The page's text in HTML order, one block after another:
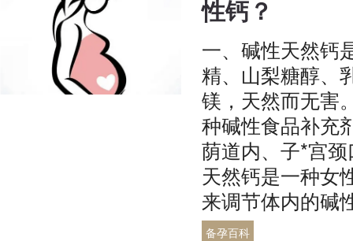
性钙？
一、碱性天然钙
精、山梨糖醇、
镁，天然而无害
种碱性食品补充
荫道内、子*宫
天然钙是一种女
来调节体内的碱
备孕百科